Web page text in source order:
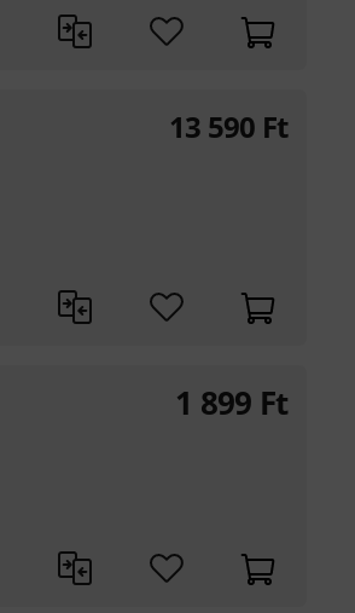
13 590 Ft
1 899 Ft